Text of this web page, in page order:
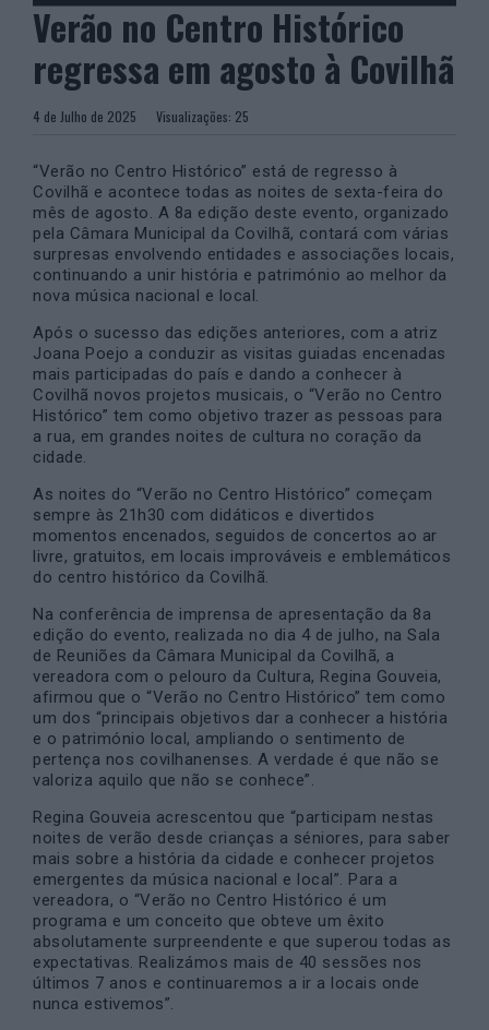
Verão no Centro Histórico
regressa em agosto à Covilhã
4 de Julho de 2025 Visualizações: 25
“Verão no Centro Histórico” está de regresso à
Covilhã e acontece todas as noites de sexta-feira do
mês de agosto. A 8a edição deste evento, organizado
pela Câmara Municipal da Covilhã, contará com várias
surpresas envolvendo entidades e associações locais,
continuando a unir história e património ao melhor da
nova música nacional e local.
Após o sucesso das edições anteriores, com a atriz
Joana Poejo a conduzir as visitas guiadas encenadas
mais participadas do país e dando a conhecer à
Covilhã novos projetos musicais, o “Verão no Centro
Histórico” tem como objetivo trazer as pessoas para
a rua, em grandes noites de cultura no coração da
cidade.
As noites do “Verão no Centro Histórico” começam
sempre às 21h30 com didáticos e divertidos
momentos encenados, seguidos de concertos ao ar
livre, gratuitos, em locais improváveis e emblemáticos
do centro histórico da Covilhã.
Na conferência de imprensa de apresentação da 8a
edição do evento, realizada no dia 4 de julho, na Sala
de Reuniões da Câmara Municipal da Covilhã, a
vereadora com o pelouro da Cultura, Regina Gouveia,
afirmou que o “Verão no Centro Histórico” tem como
um dos “principais objetivos dar a conhecer a história
e o património local, ampliando o sentimento de
pertença nos covilhanenses. A verdade é que não se
valoriza aquilo que não se conhece”.
Regina Gouveia acrescentou que “participam nestas
noites de verão desde crianças a séniores, para saber
mais sobre a história da cidade e conhecer projetos
emergentes da música nacional e local”. Para a
vereadora, o “Verão no Centro Histórico é um
programa e um conceito que obteve um êxito
absolutamente surpreendente e que superou todas as
expectativas. Realizámos mais de 40 sessões nos
últimos 7 anos e continuaremos a ir a locais onde
nunca estivemos”.